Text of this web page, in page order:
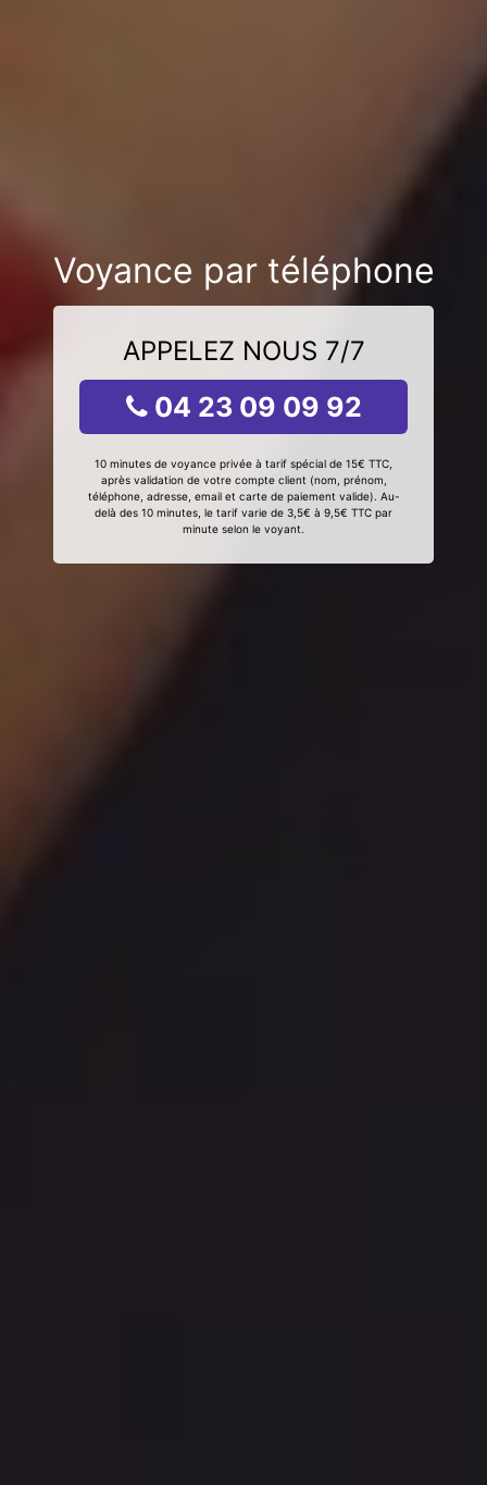
Voyance par téléphone
APPELEZ NOUS 7/7
04 23 09 09 92
10 minutes de voyance privée à tarif spécial de 15€ TTC,
après validation de votre compte client (nom, prénom,
téléphone, adresse, email et carte de paiement valide). Au-
delà des 10 minutes, le tarif varie de 3,5€ à 9,5€ TTC par
minute selon le voyant.